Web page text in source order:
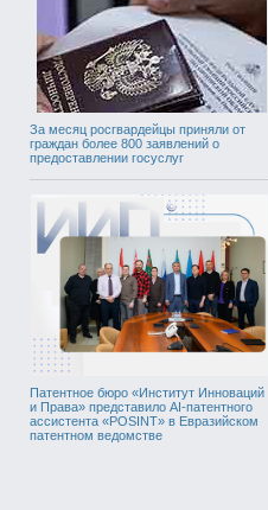
За месяц росгвардейцы приняли от
граждан более 800 заявлений о
предоставлении госуслуг
Патентное бюро «Институт Инноваций
и Права» представило AI-патентного
ассистента «POSINT» в Евразийском
патентном ведомстве